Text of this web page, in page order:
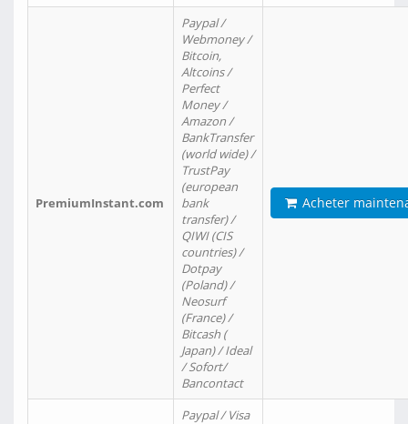
PremiumInstant.com
Paypal /
Webmoney /
Bitcoin,
Altcoins /
Perfect
Money /
Amazon /
BankTransfer
(world wide) /
TrustPay
(european
bank
transfer) /
QIWI (CIS
countries) /
Dotpay
(Poland) /
Neosurf
(France) /
Bitcash (
Japan) / Ideal
/ Sofort/
Bancontact
Acheter
Paypal / Visa